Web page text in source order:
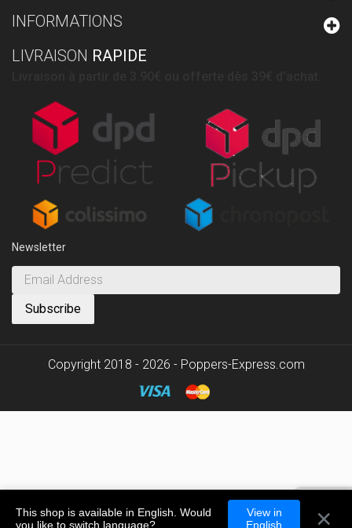
INFORMATIONS
LIVRAISON RAPIDE
Newsletter
Copyright 2018 - 2026 - Poppers-Express.com
This shop is available in English. Would
you like to switch language?
View in
English
×